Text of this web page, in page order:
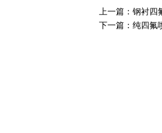
上一篇： 钢衬四
下一篇： 纯四氟